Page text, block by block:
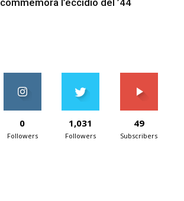
commemora l’eccidio del ’44
0
Followers
1,031
Followers
49
Subscribers